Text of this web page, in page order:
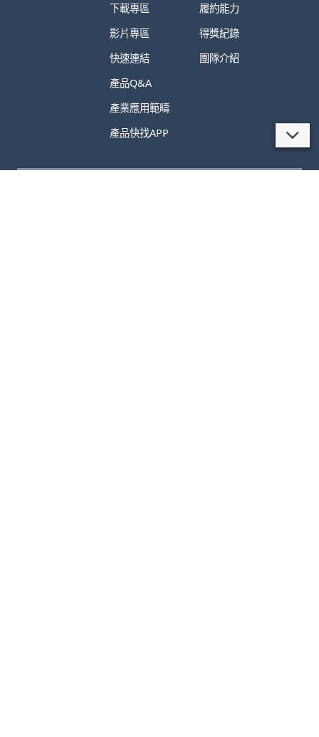
下載專區
影片專區
快速連結
產品Q&A
產業應用範疇
產品快找APP
履約能力
得獎紀錄
團隊介紹